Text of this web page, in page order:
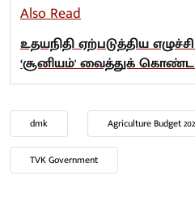
Also Read
உதயநிதி ஏற்படுத்திய
‘சூனியம்' வைத்துக்
dmk Agriculture Budget
TVK Government